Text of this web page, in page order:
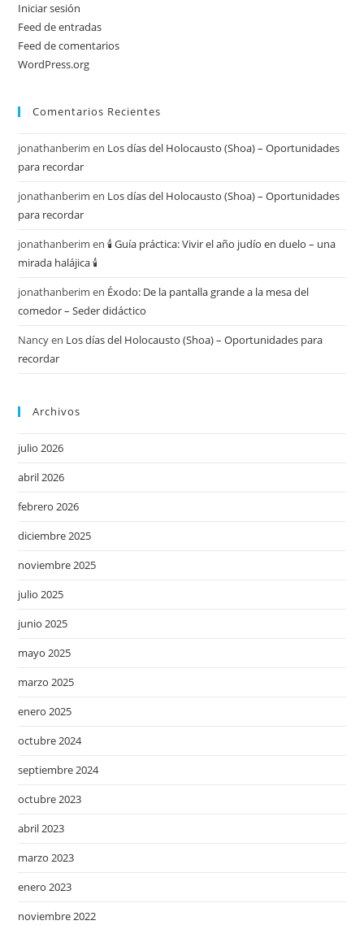
Iniciar sesión
Feed de entradas
Feed de comentarios
WordPress.org
Comentarios Recientes
jonathanberim en Los días del Holocausto (Shoa) – Oportunidades
para recordar
jonathanberim en Los días del Holocausto (Shoa) – Oportunidades
para recordar
jonathanberim en🕯️ Guía práctica: Vivir el año judío en duelo – una
mirada halájica 🕯️
jonathanberim en Éxodo: De la pantalla grande a la mesa del
comedor – Seder didáctico
Nancyen Los días del Holocausto (Shoa) – Oportunidades para
recordar
Archivos
julio 2026
abril 2026
febrero 2026
diciembre 2025
noviembre 2025
julio 2025
junio 2025
mayo 2025
marzo 2025
enero 2025
octubre 2024
septiembre 2024
octubre 2023
abril 2023
marzo 2023
enero 2023
noviembre 2022